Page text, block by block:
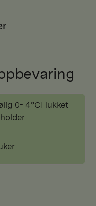
0- 4°CI lukket